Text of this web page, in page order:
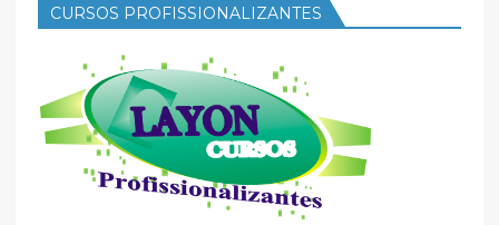
CURSOS PROFISSIONALIZANTES